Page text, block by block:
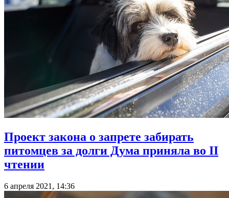
Проект закона о запрете забирать
питомцев за долги Дума приняла во II
чтении
6 апреля 2021, 14:36